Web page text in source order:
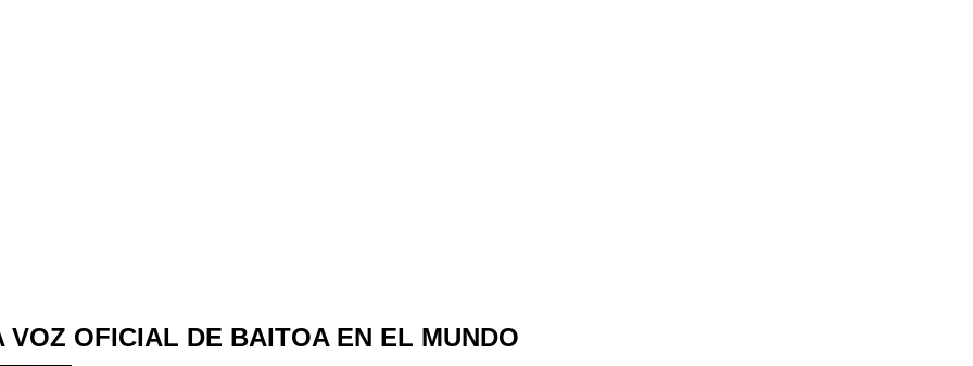
VOZ OFICIAL DE BAITOA EN EL MUNDO